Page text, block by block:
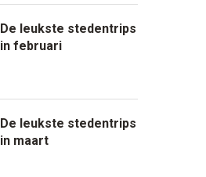
De leukste stedentrips
in februari
De leukste stedentrips
in maart